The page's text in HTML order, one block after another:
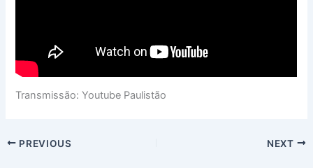
Transmissão: Youtube Paulistão
PREVIOUS NEXT